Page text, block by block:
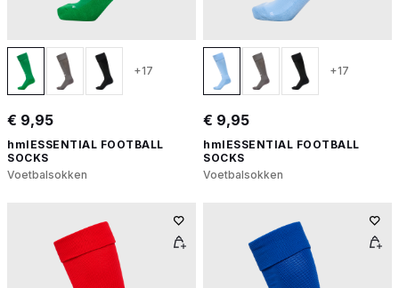
+17
€ 9,95
hmlESSENTIAL FOOTBALL
SOCKS
Voetbalsokken
+17
€ 9,95
hmlESSENTIAL FOOTBALL
SOCKS
Voetbalsokken